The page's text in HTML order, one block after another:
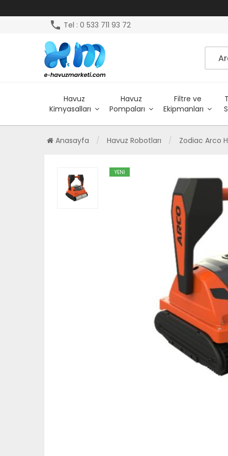
phone Tel : 0 533 711 93 72
Havuz
Kimyasalları
Havuz
Pompaları
Filtre ve
Ekipmanları
Anasayfa Havuz Robotları Zodiac Arco
YENİ